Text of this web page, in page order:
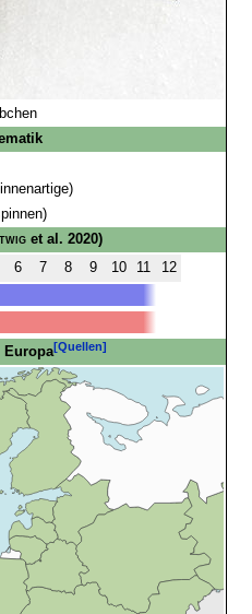
et al. 2020)
6 7 8 9 10 11
12
Europa[Quellen]